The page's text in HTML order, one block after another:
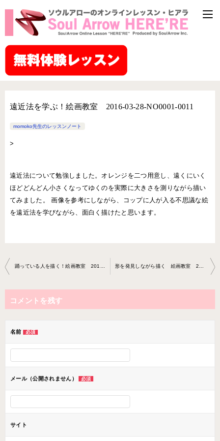
遠近法を学ぶ！絵画教室 2016-03-28-NO0001-0011
momoko先生のレッスンノート
>
遠近法について勉強しました。オレンジを二つ用意し、遠くにいく
ほどどんどん小さくなってゆくのを実際に大きさを測りながら描い
てみました。 画像を参考にしながら、コップに人が入る不思議な絵
を遠近法を学びながら、面白く描けたと思います。
投
稿
ナ
ビ
ョ
ン
踊っている人を描く！絵画教室 2016-1-25-NO0001-0011 形を発見しながら描く 絵画教室 2016-4-10-NO0001-0011
コメントを残す
名前 必須
メール（公開されません） 必須
サイト